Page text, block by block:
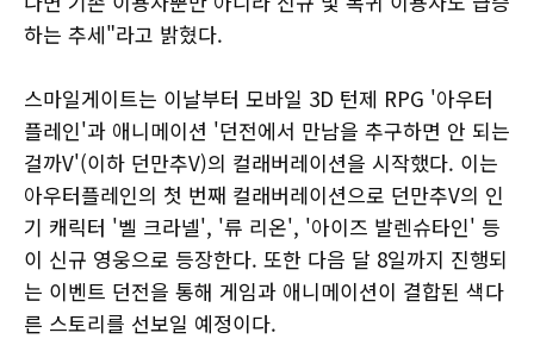
하는 추세"라고 밝혔다.
스마일게이트는 이날부터 모바일 3D 턴제 RPG '아우터
플레인'과 애니메이션 '던전에서 만남을 추구하면 안 되는
걸까V'(이하 던만추V)의 컬래버레이션을 시작했다. 이는
아우터플레인의 첫 번째 컬래버레이션으로 던만추V의 인
기 캐릭터 '벨 크라넬', '류 리온', '아이즈 발렌슈타인' 등
이 신규 영웅으로 등장한다. 또한 다음 달 8일까지 진행되
는 이벤트 던전을 통해 게임과 애니메이션이 결합된 색다
른 스토리를 선보일 예정이다.